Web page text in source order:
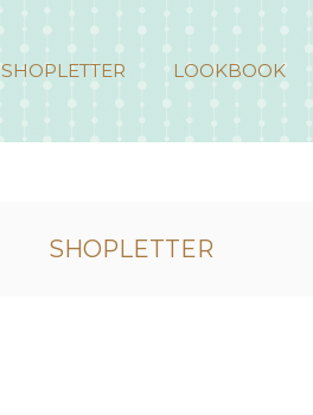
SHOPLETTER LOOKBOOK
SHOPLETTER